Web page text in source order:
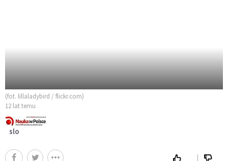
(fot. lillaladybird / flickr.com)
12 lat temu
slo